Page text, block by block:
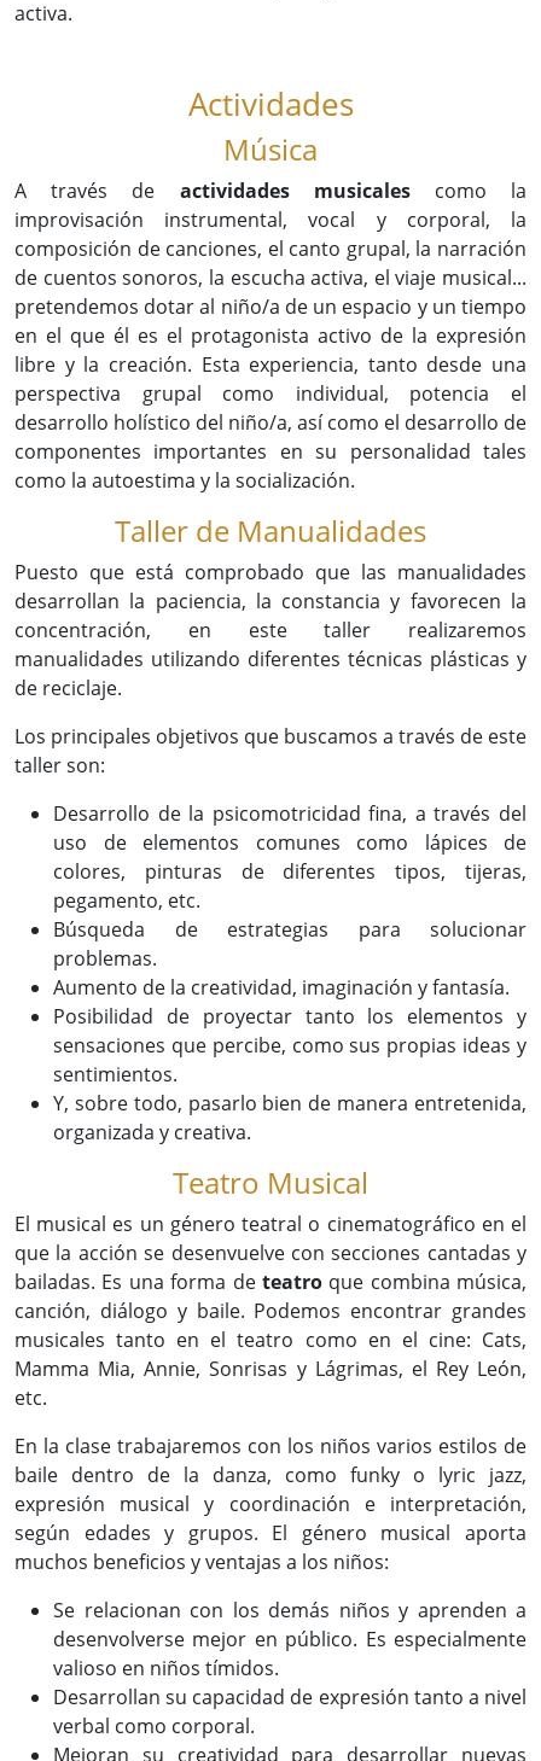
activa.
Actividades
Música
A través de actividades musicalescomo la
improvisación instrumental, vocal y corporal, la
composición de canciones, el canto grupal, la narración
de cuentos sonoros, la escucha activa, el viaje musical...
pretendemos dotar al niño/a de un espacio y un tiempo
en el que él es el protagonista activo de la expresión
libre y la creación. Esta experiencia, tanto desde una
perspectiva grupal como individual, potencia el
desarrollo holístico del niño/a, así como el desarrollo de
componentes importantes en su personalidad tales
como la autoestima y la socialización.
Taller de Manualidades
Puesto que está comprobado que las manualidades
desarrollan la paciencia, la constancia y favorecen la
concentración, en este taller realizaremos
manualidades utilizando diferentes técnicas plásticas y
de reciclaje.
Los principales objetivos que buscamos a través de este
taller son:
Desarrollo de la psicomotricidad fina, a través del
uso de elementos comunes como lápices de
colores, pinturas de diferentes tipos, tijeras,
pegamento, etc.
Búsqueda de estrategias para solucionar
problemas.
Aumento de la creatividad, imaginación y fantasía.
Posibilidad de proyectar tanto los elementos y
sensaciones que percibe, como sus propias ideas y
sentimientos.
Y, sobre todo, pasarlo bien de manera entretenida,
organizada y creativa.
Teatro Musical
El musical es un género teatral o cinematográfico en el
que la acción se desenvuelve con secciones cantadas y
bailadas. Es una forma de teatroque combina música,
canción, diálogo y baile. Podemos encontrar grandes
musicales tanto en el teatro como en el cine: Cats,
Mamma Mia, Annie, Sonrisas y Lágrimas, el Rey León,
etc.
En la clase trabajaremos con los niños varios estilos de
baile dentro de la danza, como funky o lyric jazz,
expresión musical y coordinación e interpretación,
según edades y grupos. El género musical aporta
muchos beneficios y ventajas a los niños:
Se relacionan con los demás niños y aprenden a
desenvolverse mejor en público. Es especialmente
valioso en niños tímidos.
Desarrollan su capacidad de expresión tanto a nivel
verbal como corporal.
Mejoran su creatividad para desarrollar nuevas